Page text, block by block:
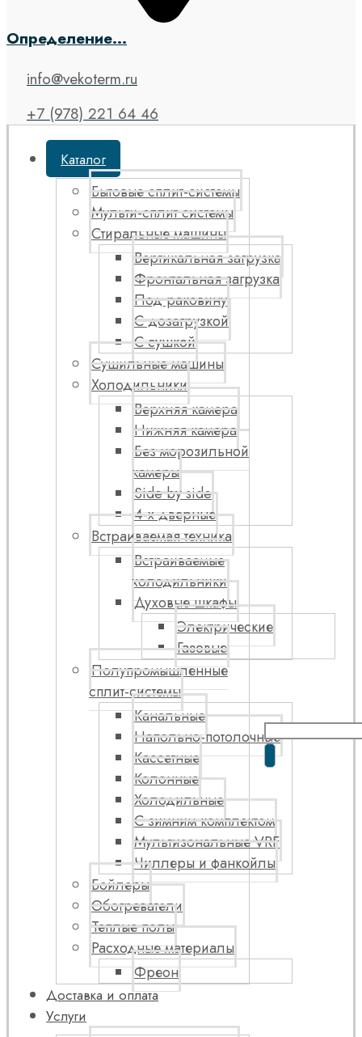
Определение...
info@vekoterm.ru
+7 (978) 221 64 46
Каталог
Бытовые сплит-системы
Мульти-сплит системы
Стиральные машины
Вертикальная загрузка
Фронтальная загрузка
Под раковину
С дозагрузкой
С сушкой
Сушильные машины
Холодильники
Верхняя камера
Нижняя камера
Без морозильной
камеры
Side by side
4-х дверные
Встраиваемая техника
Встраиваемые
холодильники
Духовые шкафы
Электрические
Газовые
Полупромышленные
сплит-системы
Канальные
Напольно-потолочные
Кассетные
Колонные
Холодильные
С зимним комплектом
Мультизональные VRF
Чиллеры и фанкойлы
Бойлеры
Обогреватели
Теплые полы
Расходные материалы
Фреон
Доставка и оплата
Услуги